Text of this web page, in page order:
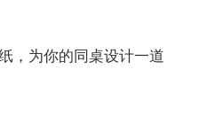
，为你的同桌设计一道